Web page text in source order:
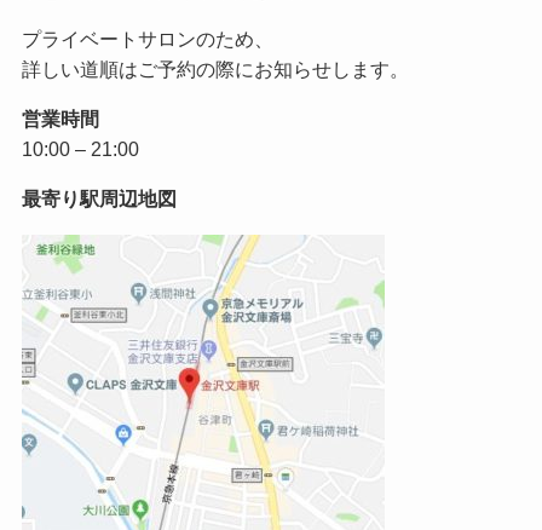
プライベートサロンのため、
詳しい道順はご予約の際にお知らせします。
営業時間
10:00 – 21:00
最寄り駅周辺地図